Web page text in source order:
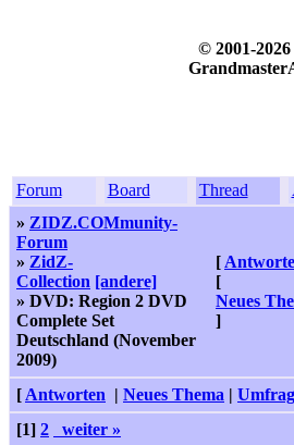
© 2001-2026
Forum Board Thread
» ZIDZ.COMmunity-
Forum
» ZidZ-
Collection [andere]
» DVD: Region 2 DVD
Complete Set
Deutschland (November
2009)
[
[
Neues
]
[ Antworten | Neues Thema |
[1] 2
weiter »